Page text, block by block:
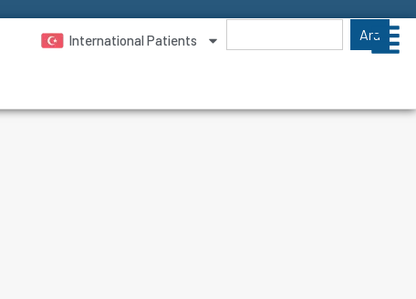
International Patients Ara